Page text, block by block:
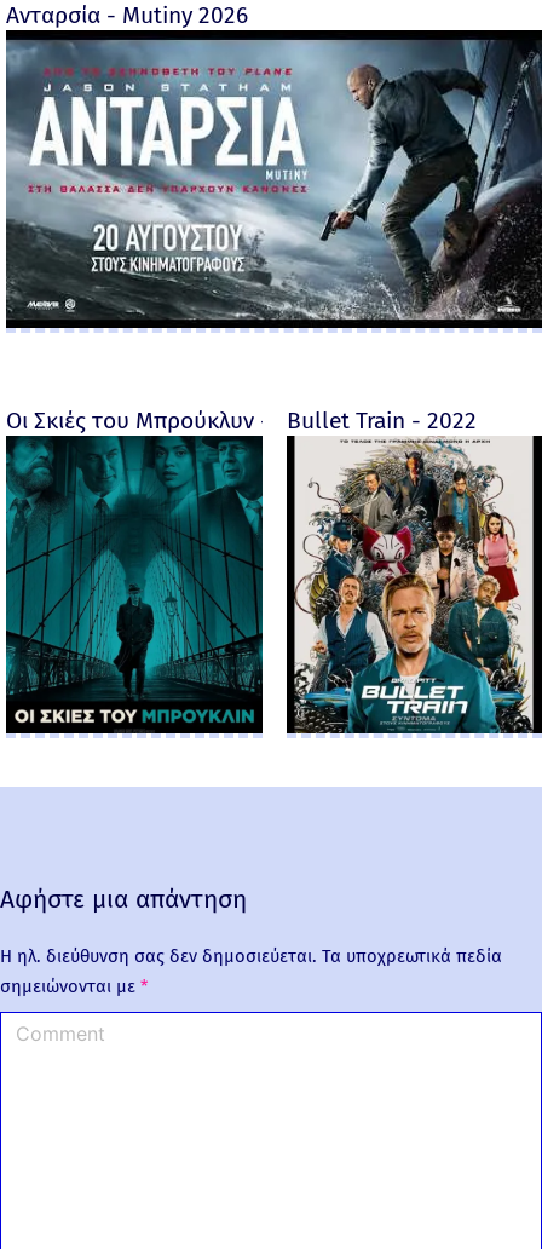
Ανταρσία - Mutiny 2026
Οι Σκιές του Μπρούκλυν - Motherless Brooklyn -
Bullet Train - 2022
Αφήστε μια απάντηση
Η ηλ. διεύθυνση σας δεν δημοσιεύεται. Τα υποχρεωτικά πεδία
σημειώνονται με *